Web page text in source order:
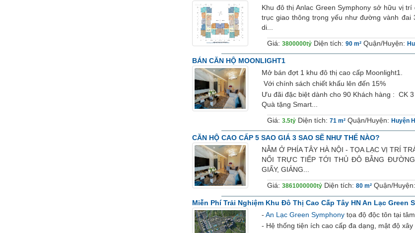
Khu đô thị Anlac Green Symphony sở hữu vị
trục giao thông trọng yếu như đường vành
di...
Giá: 3800000tỷ Diện tích: 90 m² Quận/Huyện:
BÁN CĂN HỘ MOONLIGHT1
Mở bán đợt 1 khu đô thị cao cấp Moonlight1.
Với chính sách chiết khấu lên đến 15%
Ưu đãi đặc biệt dành cho 90 Khách hàng : CK 3
Quà tặng Smart...
Giá: 3.5tỷ Diện tích: 71 m² Quận/Huyện: Huyện
CĂN HỘ CAO CẤP 5 SAO GIÁ 3 SAO SẼ NHƯ THẾ NÀO?
NẰM Ở PHÍA TÂY HÀ NỘI - TỌA LẠC VỊ TRÍ
NỐI TRỰC TIẾP TỚI THỦ ĐÔ BẰNG
GIẤY, GIẢNG...
Giá: 3861000000tỷ Diện tích: 80 m² Quận/Huyện:
Miễn Phí Trải Nghiệm Khu Đô Thị Cao Cấp Tây HN An Lạc Green
- An Lạc Green Symphony tọa độ độc tôn tại
- Hệ thống tiện ích cao cấp đa dạng, mật độ xây